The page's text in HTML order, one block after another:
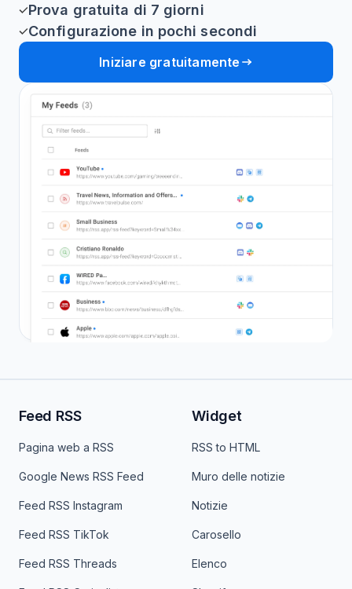
Prova gratuita di 7 giorni
Configurazione in pochi secondi
Iniziare gratuitamente
Feed RSS
Pagina web a RSS
Google News RSS Feed
Feed RSS Instagram
Feed RSS TikTok
Feed RSS Threads
Widget
RSS to HTML
Muro delle notizie
Notizie
Carosello
Elenco